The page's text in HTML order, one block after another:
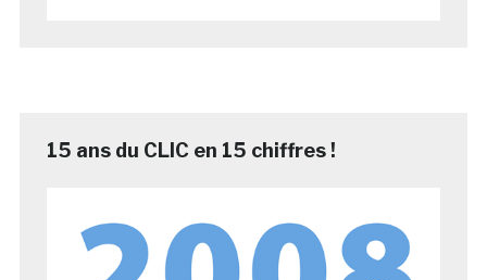
15 ans du CLIC en 15 chiffres !